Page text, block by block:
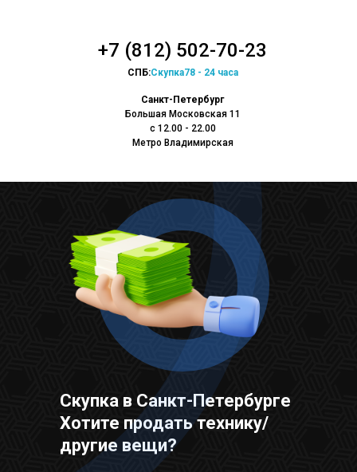
+7 (812) 502-70-23
СПБ:Скупка78 - 24 часа
Санкт-Петербург
Большая Московская 11
с 12.00 - 22.00
Метро Владимирская
Скупка в Санкт-Петербурге
Хотите продать технику/
другие вещи?